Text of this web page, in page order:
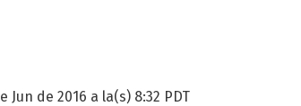
de 2016 a la(s) 8:32 PDT